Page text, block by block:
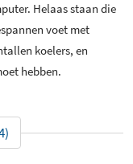
Helaas staan die
voet met
koelers, en
hebben.